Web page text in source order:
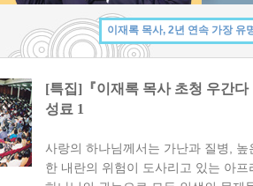
[특집]『이재록 목사 초청 우간
성료 1
사랑의 하나님께서는 가난과 질병,
한 내란의 위험이 도사리고 있는 아